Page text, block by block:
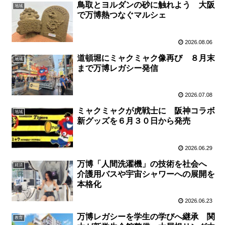
地域
鳥取とヨルダンの砂に触れよう 大阪
で万博熱つなぐマルシェ
2026.08.06
地域
道頓堀にミャクミャク像再び ８月末
まで万博レガシー発信
2026.07.08
地域
ミャクミャクが虎戦士に 阪神コラボ
新グッズを６月３０日から発売
2026.06.29
経済
万博「人間洗濯機」の技術を社会へ
介護用バスや宇宙シャワーへの展開を
本格化
2026.06.23
教育
万博レガシーを学生の学びへ継承 関